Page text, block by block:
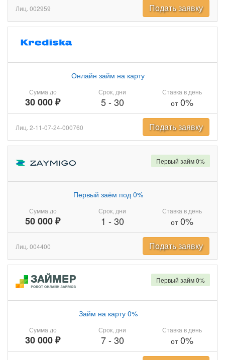
Лиц. 002959 Подать заявку
Сумма до
30 000 ₽
Онлайн займ на карту
Срок, дни
5- 30
Ставка в день
от0%
Лиц. 2-11-07-24-000760 Подать заявку
Сумма до
50 000 ₽
Первый заём под 0%
Срок, дни
1 - 30
Ставка в день
от0%
Первый займ 0%
Лиц. 004400 Подать заявку
Сумма до
30 000 ₽
Займ на карту 0%
Срок, дни
7- 30
Ставка в день
от0%
Первый займ 0%